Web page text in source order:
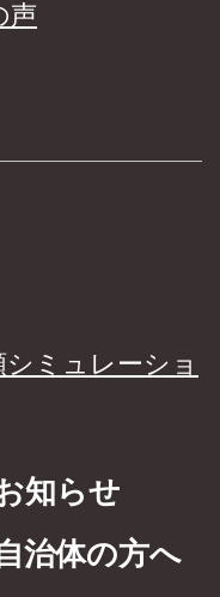
声
ミュレーショ
知らせ
治体の方へ